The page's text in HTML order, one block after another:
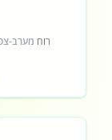
רוח מערב-